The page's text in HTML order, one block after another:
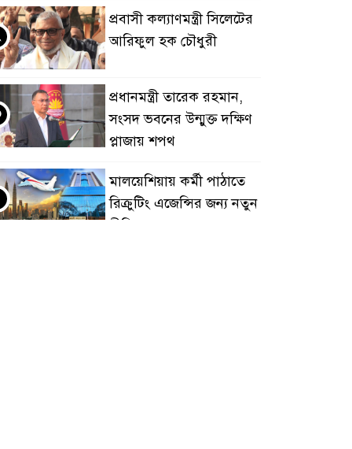
প্রবাসী কল্যাণমন্ত্রী সিলেটের
আরিফুল হক চৌধুরী
প্রধানমন্ত্রী তারেক রহমান,
সংসদ ভবনের উন্মুক্ত দক্ষিণ
প্লাজায় শপথ
মালয়েশিয়ায় কর্মী পাঠাতে
রিক্রুটিং এজেন্সির জন্য নতুন
নীতিমালা